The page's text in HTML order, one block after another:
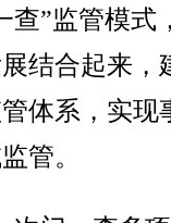
查”监管模式
结合起来，
体系，实现
管。